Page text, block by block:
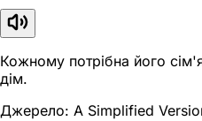
Кожному потрібна його
дім.
Джерело: A Simplified